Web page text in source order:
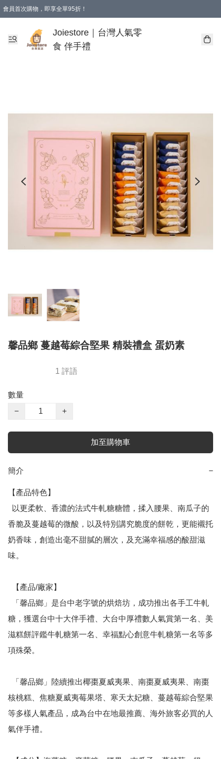
會員首次購物，即享全單95折！
購物滿 HKD 350.00即享免運費優惠！（適用於 本地送貨、本地取貨 )
Joiestore｜台灣人氣零
食 伴手禮
馨品鄉 蔓越莓綜合堅果 精裝禮盒 蛋奶素
1 評語
數量
−
+
加至購物車
簡介 −
【產品特色】
香脆及蔓越莓的微酸，以及特別講究脆度的餅乾，更能襯托
奶香味，創造出毫不甜膩的層次，及充滿幸福感的酸甜滋
味。
糖，獲選台中十大伴手禮、大台中厚禮數人氣賞第一名、美
滋糕餅評鑑牛軋糖第一名、幸福點心創意牛軋糖第一名等多
項殊榮。
核桃糕、焦糖夏威夷莓果塔、寒天太妃糖、蔓越莓綜合堅果
等多樣人氣產品，成為台中在地最推薦、海外旅客必買的人
氣伴手禮。